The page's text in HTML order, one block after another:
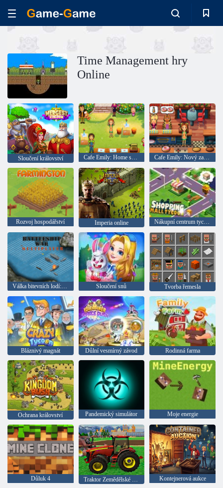
Time Management hry
Online
Sloučení království Cafe Emily: Home sweet home Cafe Emily: Nový začátek
Rozvoj hospodářství Imperia online Nákupní centrum tycoon
Válka bitevních lodí: Multiplayer Sloučení snů Tvorba řemesla
Bláznivý magnát Důlní vesmírný závod Rodinná farma
Ochrana království Pandemický simulátor Moje energie
Důluk 4 Kontejnerová aukce